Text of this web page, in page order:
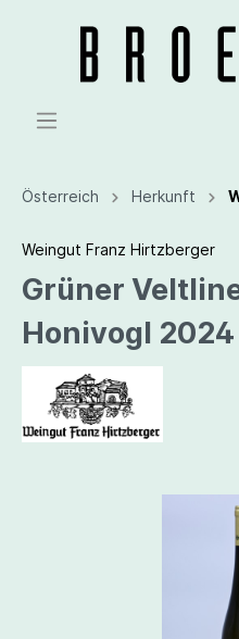
Österreich Herkunft
Weingut Franz Hirtzberger
Grüner
Honivogl 2024